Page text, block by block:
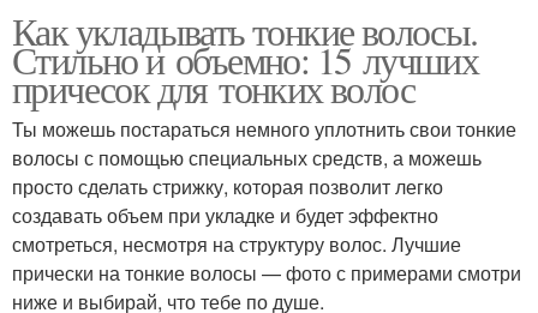
Как укладывать тонкие волосы.
Стильно и объемно: 15 лучших
причесок для тонких волос
Ты можешь постараться немного уплотнить свои тонкие
волосы с помощью специальных средств, а можешь
просто сделать стрижку, которая позволит легко
создавать объем при укладке и будет эффектно
смотреться, несмотря на структуру волос. Лучшие
прически на тонкие волосы — фото с примерами смотри
ниже и выбирай, что тебе по душе.